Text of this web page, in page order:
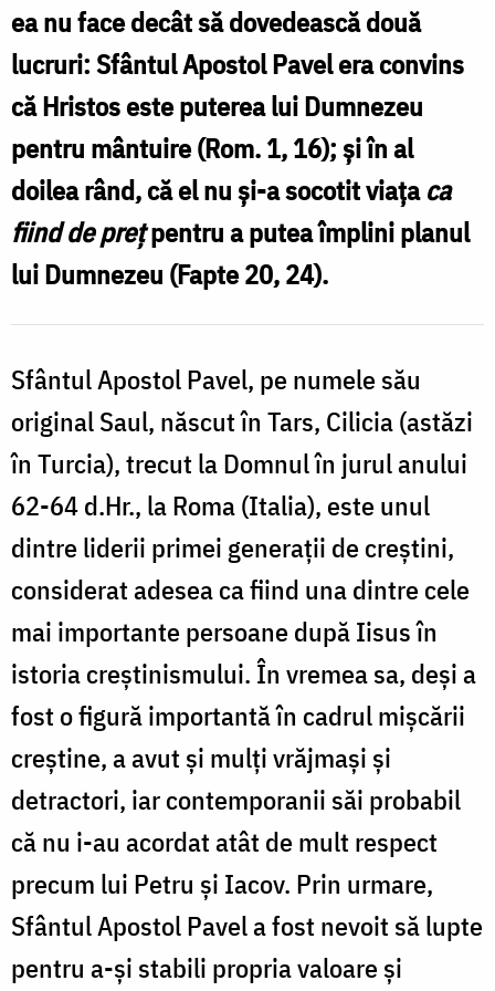
ea nu face decât să dovedească două
lucruri: Sfântul Apostol Pavel era convins
că Hristos este puterea lui Dumnezeu
pentru mântuire (Rom. 1, 16); și în al
doilea rând, că el nu și-a socotit viațaca
fiind de prețpentru a putea împlini planul
lui Dumnezeu (Fapte 20, 24).
Sfântul Apostol Pavel, pe numele său
original Saul, născut în Tars, Cilicia (astăzi
în Turcia), trecut la Domnul în jurul anului
62-64 d.Hr., la Roma (Italia), este unul
dintre liderii primei generații de creștini,
considerat adesea ca fiind una dintre cele
mai importante persoane după Iisus în
istoria creștinismului. În vremea sa, deși a
fost o figură importantă în cadrul mișcării
creștine, a avut și mulți vrăjmași și
detractori, iar contemporanii săi probabil
că nu i-au acordat atât de mult respect
precum lui Petru și Iacov. Prin urmare,
Sfântul Apostol Pavel a fost nevoit să lupte
pentru a-și stabili propria valoare și